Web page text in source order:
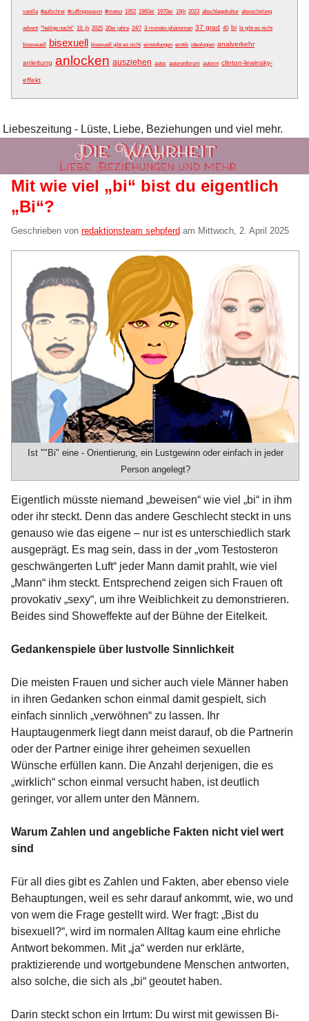
vanilla #aufschrei #cuffingseason #metoo 1952 1960er 1970er 19jh 2023 abschleppkultur abwechslung
advent "heilige nacht" 19. jh 2025 20er jahre 24/7 3-monats-phänomen 37 grad 40 bi bi gibt es nicht
bisexeuell bisexuell bisexuell gibt es nicht einstufungen erotik ideologien analverkehr
anleitung anlocken ausziehen autor autorenforum autorin clinton-lewinsky-
effekt
Liebeszeitung - Lüste, Liebe, Beziehungen und viel mehr.
Mit wie viel „bi“ bist du eigentlich
„Bi“?
Geschrieben von redaktionsteam sehpferd am Mittwoch, 2. April 2025
Ist ""Bi" eine - Orientierung, ein Lustgewinn oder einfach in jeder
Person angelegt?
Eigentlich müsste niemand „beweisen“ wie viel „bi“ in ihm
oder ihr steckt. Denn das andere Geschlecht steckt in uns
genauso wie das eigene – nur ist es unterschiedlich stark
ausgeprägt. Es mag sein, dass in der „vom Testosteron
geschwängerten Luft“ jeder Mann damit prahlt, wie viel
„Mann“ ihm steckt. Entsprechend zeigen sich Frauen oft
provokativ „sexy“, um ihre Weiblichkeit zu demonstrieren.
Beides sind Showeffekte auf der Bühne der Eitelkeit.
Gedankenspiele über lustvolle Sinnlichkeit
Die meisten Frauen und sicher auch viele Männer haben
in ihren Gedanken schon einmal damit gespielt, sich
einfach sinnlich „verwöhnen“ zu lassen. Ihr
Hauptaugenmerk liegt dann meist darauf, ob die Partnerin
oder der Partner einige ihrer geheimen sexuellen
Wünsche erfüllen kann. Die Anzahl derjenigen, die es
„wirklich“ schon einmal versucht haben, ist deutlich
geringer, vor allem unter den Männern.
Warum Zahlen und angebliche Fakten nicht viel wert
sind
Für all dies gibt es Zahlen und Fakten, aber ebenso viele
Behauptungen, weil es sehr darauf ankommt, wie, wo und
von wem die Frage gestellt wird. Wer fragt: „Bist du
bisexuell?“, wird im normalen Alltag kaum eine ehrliche
Antwort bekommen. Mit „ja“ werden nur erklärte,
praktizierende und wortgebundene Menschen antworten,
also solche, die sich als „bi“ geoutet haben.
Darin steckt schon ein Irrtum: Du wirst mit gewissen Bi-